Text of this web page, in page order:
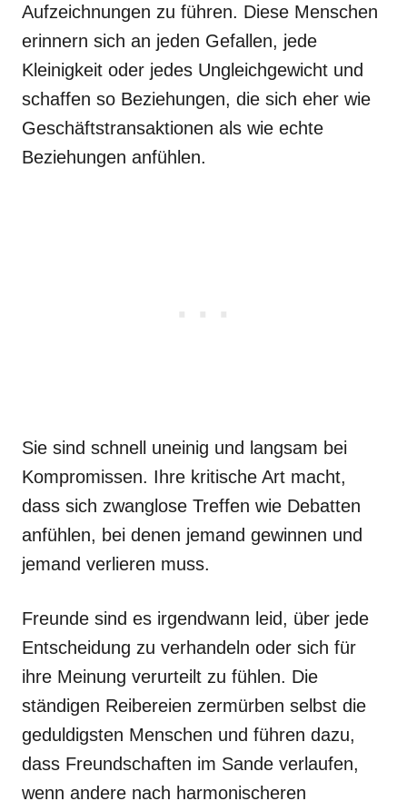
Aufzeichnungen zu führen. Diese Menschen
erinnern sich an jeden Gefallen, jede
Kleinigkeit oder jedes Ungleichgewicht und
schaffen so Beziehungen, die sich eher wie
Geschäftstransaktionen als wie echte
Beziehungen anfühlen.
Sie sind schnell uneinig und langsam bei
Kompromissen. Ihre kritische Art macht,
dass sich zwanglose Treffen wie Debatten
anfühlen, bei denen jemand gewinnen und
jemand verlieren muss.
Freunde sind es irgendwann leid, über jede
Entscheidung zu verhandeln oder sich für
ihre Meinung verurteilt zu fühlen. Die
ständigen Reibereien zermürben selbst die
geduldigsten Menschen und führen dazu,
dass Freundschaften im Sande verlaufen,
wenn andere nach harmonischeren